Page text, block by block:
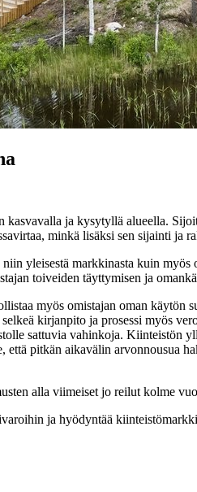
ja kysytyllä alueella.
minkä lisäksi sen sijainti
yleisestä markkinasta kuin
toiveiden täyttymisen ja
myös omistajan oman
kirjanpito ja prosessi myös
sattuvia vahinkoja. Kiinteistön
että pitkän aikavälin
alla viimeiset jo reilut kolme
ja hyödyntää